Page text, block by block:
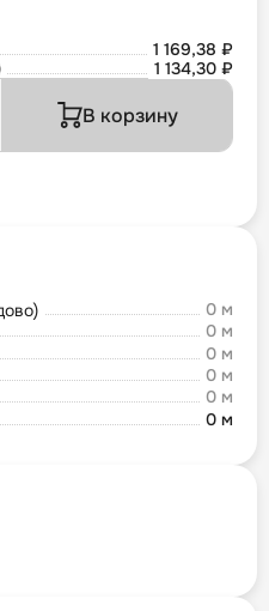
1 169,38 ₽
1 134,30 ₽
В корзину
0 м
0 м
0 м
0 м
0 м
0 м